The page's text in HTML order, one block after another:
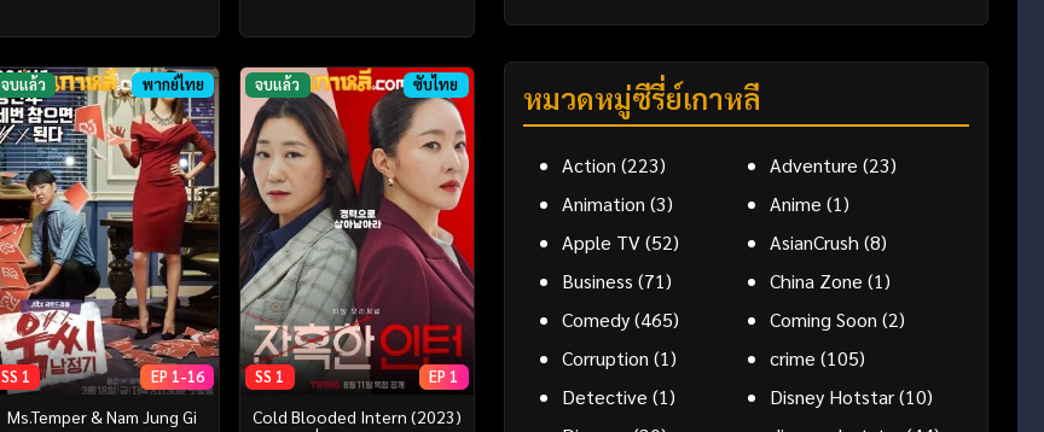
จบแล้ว พากย์ไทย
SS 1 EP 1-16
Ms.Temper & Nam Jung Gi
จบแล้ว ซับไทย
SS 1 EP 1
Cold Blooded Intern (2023)
หมวดหมู่ซีรี่ย์เกาหลี
Action (223) Adventure (23)
Animation (3) Anime (1)
Apple TV(52) AsianCrush (8)
Business (71) China Zone (1)
Comedy(465) Coming Soon (2)
Corruption (1) crime (105)
Detective (1) Disney Hotstar(10)